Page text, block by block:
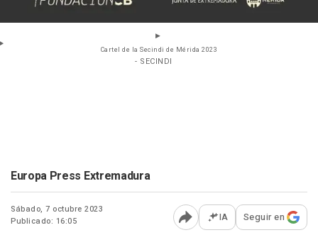
Cartel de la Secindi de Mérida 2023
- SECINDI
Europa Press Extremadura
Sábado, 7 octubre 2023
Publicado: 16:05
Abrir opciones para
IA Seguir en